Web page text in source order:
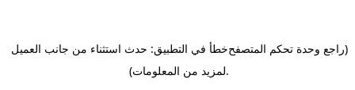
خطأ في التطبيق: حدث استثناء من جانب العميل(راجع وحدة تحكم المتصفح
لمزيد من المعلومات).